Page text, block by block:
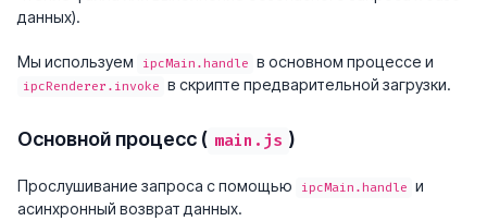
данных).
Мы используем ipcMain.handle в основном процессе и
ipcRenderer.invoke в скрипте предварительной загрузки.
Основной процесс ( main.js )
Прослушивание запроса с помощью ipcMain.handle и
асинхронный возврат данных.